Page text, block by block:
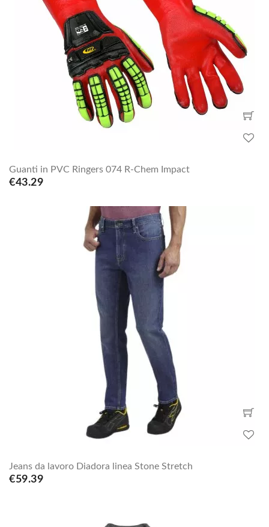
Guanti in PVC Ringers 074 R-Chem Impact
€43.29
Jeans da lavoro Diadora linea Stone Stretch
€59.39